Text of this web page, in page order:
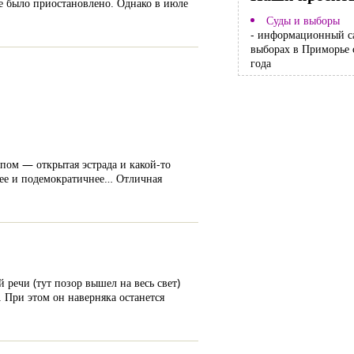
— открытая эстрада и какой-то
и подемократичнее… Отличная
(тут позор вышел на весь свет)
этом он наверняка останется
Суды и выборы
- информационный
выборах в Приморье
года